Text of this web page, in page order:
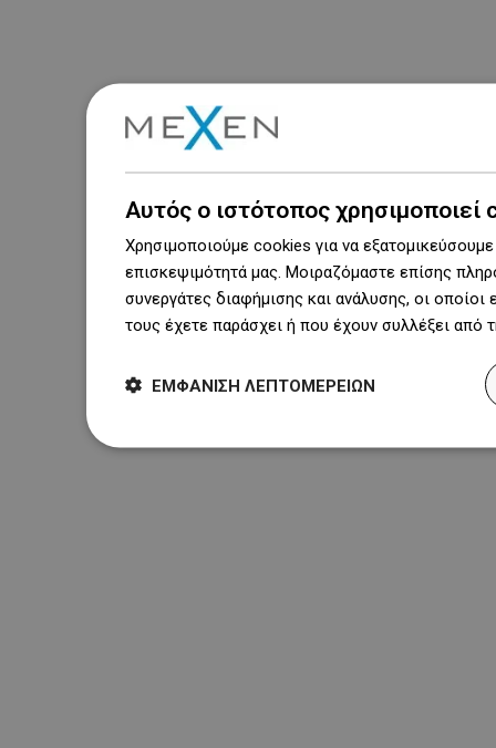
Αυτός ο ιστότοπος χρησιμοποιεί
Χρησιμοποιούμε cookies για να
επισκεψιμότητά μας. Μοιραζόμαστε επίσης
συνεργάτες διαφήμισης και ανάλυσης, οι
τους έχετε παράσχει ή που έχουν συλλέξει
ΕΜΦΆΝΙΣΗ ΛΕΠΤΟΜΕΡΕΙΏΝ